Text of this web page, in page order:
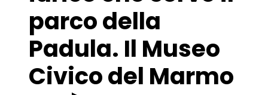
parco della
Padula. Il Museo
Civico del Marmo